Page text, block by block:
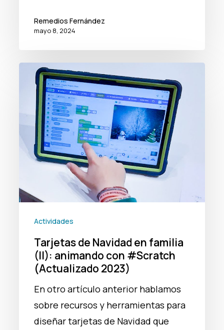
Remedios Fernández
mayo 8, 2024
Tarjetas
Navidad
en
familia
(II):
animando
#Scratch
Actividades
Tarjetas de Navidad en familia
(II): animando con #Scratch
(Actualizado 2023)
En otro artículo anterior hablamos
sobre recursos y herramientas para
diseñar tarjetas de Navidad que